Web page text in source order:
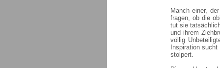
Manch einer,
fragen, ob die
tut sie
und ihrem
völlig
Inspiration
stolpert.